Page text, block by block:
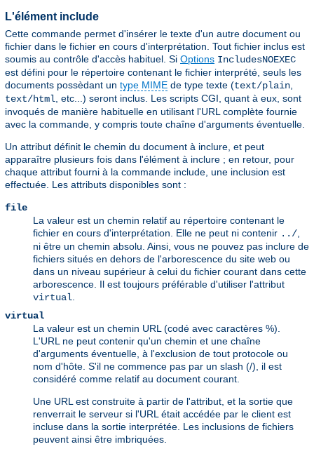
L'élément include
Cette commande permet d'insérer le texte d'un autre document ou
fichier dans le fichier en cours d'interprétation. Tout fichier inclus est
soumis au contrôle d'accès habituel. Si Options IncludesNOEXEC
est défini pour le répertoire contenant le fichier interprété, seuls les
documents possèdant un type MIME de type texte (text/plain
text/html , etc...) seront inclus. Les scripts CGI, quant à eux, sont
invoqués de manière habituelle en utilisant l'URL complète fournie
avec la commande, y compris toute chaîne d'arguments éventuelle.
Un attribut définit le chemin du document à inclure, et peut
apparaître plusieurs fois dans l'élément à inclure ; en retour, pour
chaque attribut fourni à la commande include, une inclusion est
effectuée. Les attributs disponibles sont :
file
La valeur est un chemin relatif au répertoire contenant le
fichier en cours d'interprétation. Elle ne peut ni contenir ../
ni être un chemin absolu. Ainsi, vous ne pouvez pas inclure de
fichiers situés en dehors de l'arborescence du site web ou
dans un niveau supérieur à celui du fichier courant dans cette
arborescence. Il est toujours préférable d'utiliser l'attribut
virtual
virtual
La valeur est un chemin URL (codé avec caractères %).
L'URL ne peut contenir qu'un chemin et une chaîne
d'arguments éventuelle, à l'exclusion de tout protocole ou
nom d'hôte. S'il ne commence pas par un slash (/), il est
considéré comme relatif au document courant.
Une URL est construite à partir de l'attribut, et la sortie que
renverrait le serveur si l'URL était accédée par le client est
incluse dans la sortie interprétée. Les inclusions de fichiers
peuvent ainsi être imbriquées.